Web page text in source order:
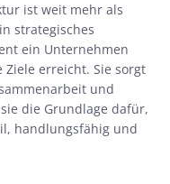
ist weit mehr als
strategisches
ein Unternehmen
erreicht. Sie sorgt
und
die Grundlage dafür,
handlungsfähig und